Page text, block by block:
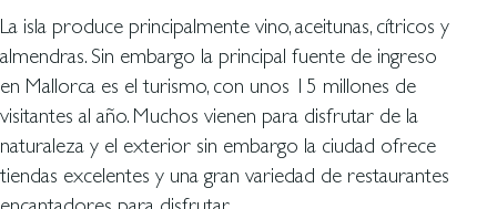
La isla produce principalmente vino, aceitunas, cítricos y
almendras. Sin embargo la principal fuente de ingreso
en Mallorca es el turismo, con unos 15 millones de
visitantes al año. Muchos vienen para disfrutar de la
naturaleza y el exterior sin embargo la ciudad ofrece
tiendas excelentes y una gran variedad de restaurantes